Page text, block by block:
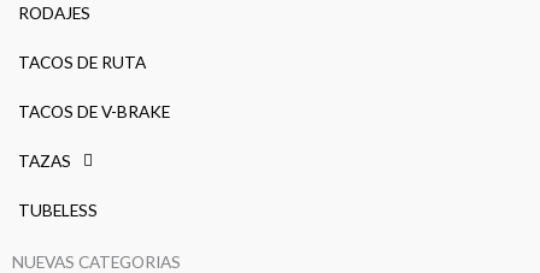
RODAJES
TACOS DE RUTA
TACOS DE V-BRAKE
TAZAS
TUBELESS
NUEVAS CATEGORIAS